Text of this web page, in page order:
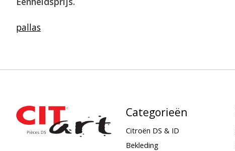
pallas
Categorieën
Citroën DS & ID
Bekleding